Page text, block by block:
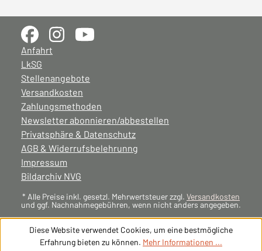
Anfahrt
LkSG
Stellenangebote
Versandkosten
Zahlungsmethoden
Newsletter abonnieren/abbestellen
Privatsphäre & Datenschutz
AGB & Widerrufsbelehrunng
Impressum
Bildarchiv NVG
* Alle Preise inkl. gesetzl. Mehrwertsteuer zzgl. Versandkosten
und ggf. Nachnahmegebühren, wenn nicht anders angegeben.
Diese Website verwendet Cookies, um eine bestmögliche
Erfahrung bieten zu können. Mehr Informationen ...